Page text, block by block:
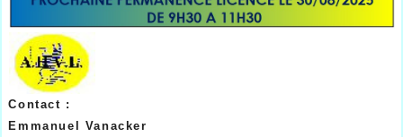
Contact :
Emmanuel Vanacker